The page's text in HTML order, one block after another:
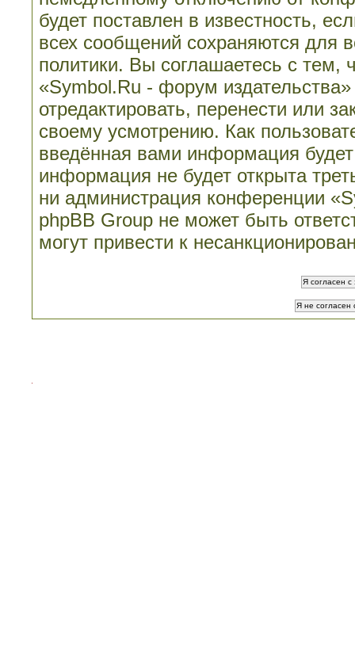
будет поставлен в известность,
всех сообщений сохраняются для
политики. Вы соглашаетесь с
«Symbol.Ru - форум
отредактировать, перенести или
своему усмотрению. Как
введённая вами информация
информация не будет открыта
ни администрация конференции
phpBB Group не может быть
могут привести к